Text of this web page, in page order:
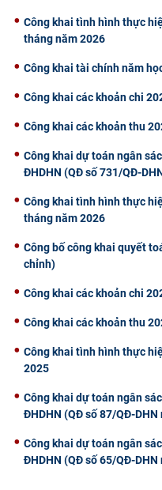
Công khai tình hình thực
tháng năm 2026
Công khai tài chính năm
Công khai các khoản chi
Công khai các khoản thu
Công khai dự toán ngân
ĐHDHN (QĐ số 731/QĐ-
Công khai tình hình thực
tháng năm 2026
Công bố công khai quyết
chỉnh)
Công khai các khoản chi
Công khai các khoản thu
Công khai tình hình thực
2025
Công khai dự toán ngân
ĐHDHN (QĐ số 87/QĐ-
Công khai dự toán ngân
ĐHDHN (QĐ số 65/QĐ-